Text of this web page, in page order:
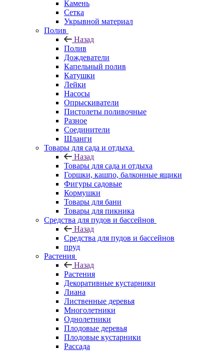
Камень
Сетка
Укрывной материал
Полив
Назад
Полив
Дождеватели
Капельный полив
Катушки
Лейки
Насосы
Опрыскиватели
Пистолеты поливочные
Разное
Соединители
Шланги
Товары для сада и отдыха
Назад
Товары для сада и отдыха
Горшки, кашпо, балконные ящики
Фигуры садовые
Кормушки
Товары для бани
Товары для пикника
Средства для пудов и бассейнов
Назад
Средства для пудов и бассейнов
пруд
Растения
Назад
Растения
Декоративные кустарники
Лиана
Лиственные деревья
Многолетники
Однолетники
Плодовые деревья
Плодовые кустарники
Рассада